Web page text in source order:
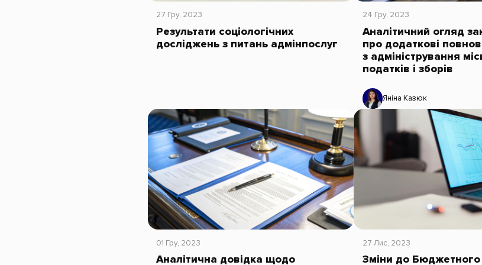
27 Гру, 2023
Результати соціологічних
досліджень з питань адмінпослуг
24 Гру, 2023
Аналітичний огляд
про додаткові
з адміністрування
податків і зборів
Яніна Казюк
01 Гру, 2023
Аналітична довідка щодо
27 Лис, 2023
Зміни до Бюджетного